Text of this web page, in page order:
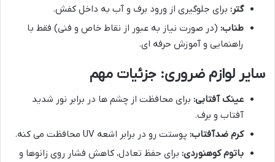
گتر: برای جلوگیری از ورود برف و آب به داخل کفش.
طناب: (در صورت نیاز به عبور از نقاط خاص و فنی) فقط با
راهنمایی و آموزش حرفه ای.
سایر لوازم ضروری: جزئیات مهم
عینک آفتابی: برای محافظت از چشم ها در برابر نور شدید
آفتاب و برف.
کرم ضدآفتاب: پوستت رو در برابر اشعه UV محافظت می کنه.
باتوم کوهنوردی: برای حفظ تعادل، کاهش فشار روی زانوها و